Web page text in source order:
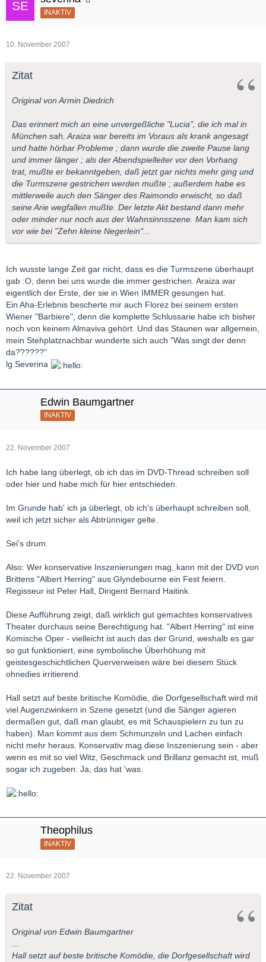
INAKTIV
10. November 2007
Zitat
Original von Armin Diedrich
Das erinnert mich an eine unvergeßliche "Lucia", die ich mal in
München sah. Araiza war bereits im Voraus als krank angesagt
und hatte hörbar Probleme ; dann wurde die zweite Pause lang
und immer länger ; als der Abendspielleiter vor den Vorhang
trat, mußte er bekanntgeben, daß jetzt gar nichts mehr ging und
die Turmszene gestrichen werden mußte ; außerdem habe es
mittlerweile auch den Sänger des Raimondo erwischt, so daß
seine Arie wegfallen mußte. Der letzte Akt bestand dann mehr
oder minder nur noch aus der Wahnsinnsszene. Man kam sich
vor wie bei "Zehn kleine Negerlein"...
Ich wusste lange Zeit gar nicht, dass es die Turmszene überhaupt
gab :O, denn bei uns wurde die immer gestrichen. Araiza war
eigentlich der Erste, der sie in Wien IMMER gesungen hat.
Ein Aha-Erlebnis bescherte mir auch Florez bei seinem ersten
Wiener "Barbiere", denn die komplette Schlussarie habe ich bisher
noch von keinem Almaviva gehört. Und das Staunen war allgemein,
mein Stehplatznachbar wunderte sich auch "Was singt der denn
da??????"
lg Severina
Edwin Baumgartner
INAKTIV
22. November 2007
Ich habe lang überlegt, ob ich das im DVD-Thread schreiben soll
oder hier und habe mich für hier entschieden.
Im Grunde hab' ich ja überlegt, ob ich's überhaupt schreiben soll,
weil ich jetzt sicher als Abtrünniger gelte.
Sei's drum.
Also: Wer konservative Inszenierungen mag, kann mit der DVD von
Brittens "Albert Herring" aus Glyndebourne ein Fest feiern.
Regisseur ist Peter Hall, Dirigent Bernard Haitink.
Diese Aufführung zeigt, daß wirklich gut gemachtes konservatives
Theater durchaus seine Berechtigung hat. "Albert Herring" ist eine
Komische Oper - vielleicht ist auch das der Grund, weshalb es gar
so gut funktioniert, eine symbolische Überhöhung mit
geistesgeschichtlichen Querverweisen wäre bei diesem Stück
ohnedies irritierend.
Hall setzt auf beste britische Komödie, die Dorfgesellschaft wird mit
viel Augenzwinkern in Szene gesetzt (und die Sänger agieren
dermaßen gut, daß man glaubt, es mit Schauspielern zu tun zu
haben). Man kommt aus dem Schmunzeln und Lachen einfach
nicht mehr heraus. Konservativ mag diese Inszenierung sein - aber
wenn es mit so viel Witz, Geschmack und Brillanz gemacht ist, muß
sogar ich zugeben: Ja, das hat 'was.
Theophilus
INAKTIV
22. November 2007
Zitat
Original von Edwin Baumgartner
Hall setzt auf beste britische Komödie, die Dorfgesellschaft wird